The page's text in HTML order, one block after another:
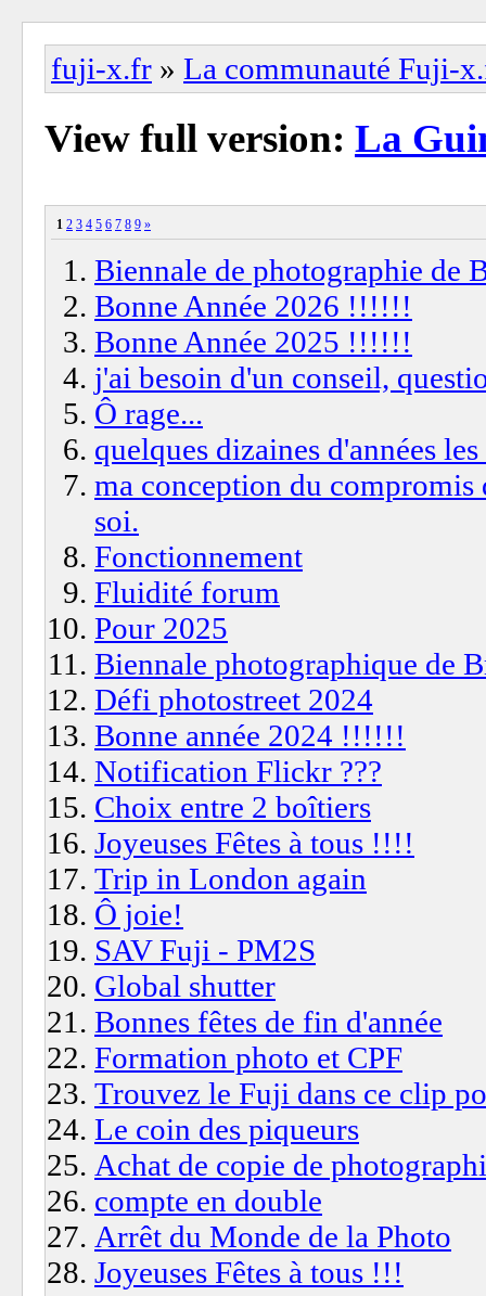
fuji-x.fr » La communauté Fuji-
View full version: La
1 2 3 4 5 6 7 8 9 »
Biennale de photographie de
Bonne Année 2026 !!!!!!
Bonne Année 2025 !!!!!!
j'ai besoin d'un conseil,
Ô rage...
quelques dizaines d'années
ma conception du
soi.
Fonctionnement
Fluidité forum
Pour 2025
Biennale photographique de
Défi photostreet 2024
Bonne année 2024 !!!!!!
Notification Flickr ???
Choix entre 2 boîtiers
Joyeuses Fêtes à tous !!!!
Trip in London again
Ô joie!
SAV Fuji - PM2S
Global shutter
Bonnes fêtes de fin d'année
Formation photo et CPF
Trouvez le Fuji dans ce clip
Le coin des piqueurs
Achat de copie de
compte en double
Arrêt du Monde de la Photo
Joyeuses Fêtes à tous !!!